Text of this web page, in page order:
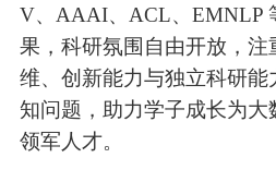
V、AAAI、ACL、EMNLP
果，科研氛围自由开放，注
维、创新能力与独立科研能
知问题，助力学子成长为
领军人才。